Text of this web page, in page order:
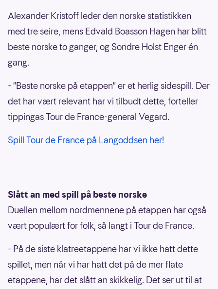
Alexander Kristoff leder den norske statistikken
med tre seire, mens Edvald Boasson Hagen har blitt
beste norske to ganger, og Sondre Holst Enger én
gang.
- "Beste norske på etappen" er et herlig sidespill. Der
det har vært relevant har vi tilbudt dette, forteller
tippingas Tour de France-general Vegard.
Spill Tour de France på Langoddsen her!
Slått an med spill på beste norske
Duellen mellom nordmennene på etappen har også
vært populært for folk, så langt i Tour de France.
- På de siste klatreetappene har vi ikke hatt dette
spillet, men når vi har hatt det på de mer flate
etappene, har det slått an skikkelig. Det ser ut til at